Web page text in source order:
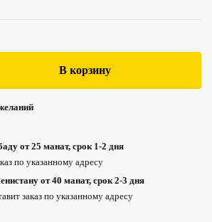
В корзину
от 25 манат, срок 1-2 дня
по указанному адресу
от 40 манат, срок 2-3 дня
заказ по указанному адресу